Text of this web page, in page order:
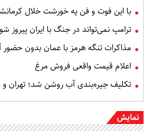
با این فوت و فن یه خورشت خلال
ترامپ نمی‌تواند در جنگ با ایران پیروز
مذاکرات تنگه هرمز با عمان بدون حضور
اعلام قیمت واقعی فروش مرغ
تکلیف جیره‌بندی آب روشن شد؛ تهران
نمایش